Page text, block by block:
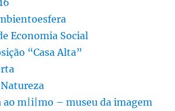
Economia Social
“Casa Alta”
ao m|i|mo – museu da imagem